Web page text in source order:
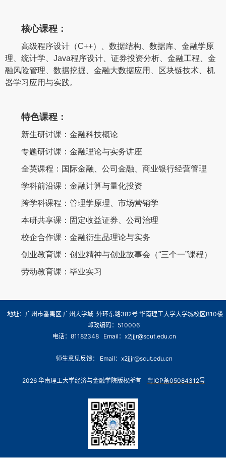
核心课程：
高级程序设计（C++）、数据结构、数据库、金融学原
理、统计学、Java程序设计、证券投资分析、金融工程、金
融风险管理、数据挖掘、金融大数据应用、区块链技术、机
器学习应用与实践。
特色课程：
新生研讨课：金融科技概论
专题研讨课：金融理论与实务讲座
全英课程：国际金融、公司金融、商业银行经营管理
学科前沿课：金融计算与量化投资
跨学科课程：管理学原理、市场营销学
本研共享课：固定收益证券、公司治理
校企合作课：金融衍生品理论与实务
创业教育课：创业精神与创业故事会（“三个一”课程）
劳动教育课：毕业实习
地址：广州市番禺区 广州大学城 外环东路382号 华南理工大学大学城校区B10楼
邮政编码：510006
电话：81182348 Email：x2jjjr@scut.edu.cn
师生意见反馈： Email：x2jjjr@scut.edu.cn
2026 华南理工大学经济与金融学院版权所有 粤ICP备05084312号